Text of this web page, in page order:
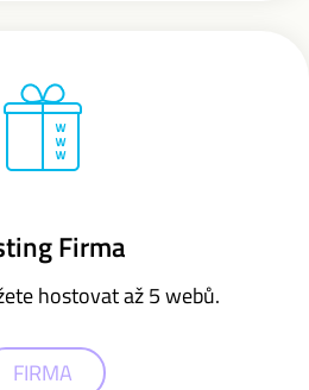
Firma
hostovat až 5 webů.
FIRMA